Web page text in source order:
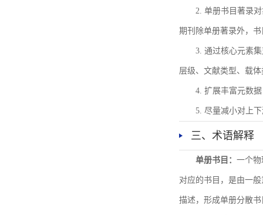
2. 单册书目著录
期刊除单册著录外，
3. 通过核心元素
层级、文献类型、载
4. 扩展丰富元数
5. 尽量减小对上
三、术语解释
单册书目： 一个
对应的书目，是由一
描述，形成单册分散